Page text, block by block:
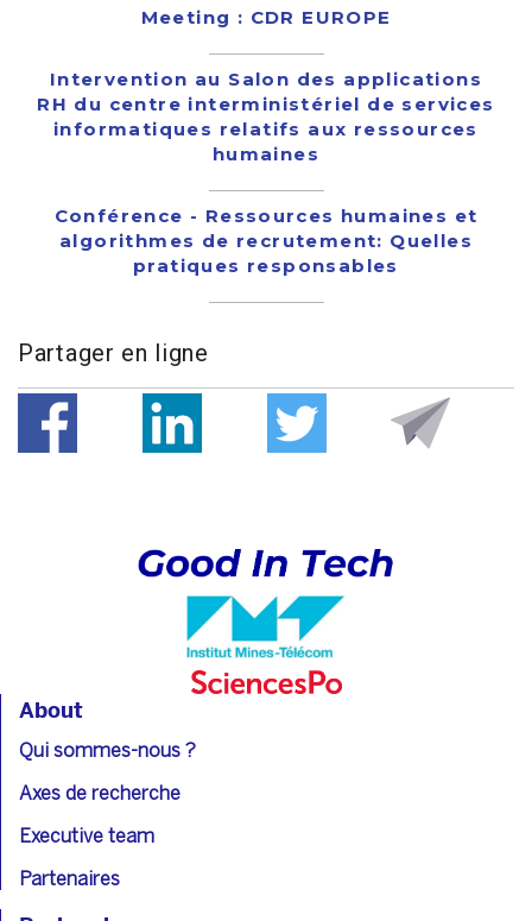
Meeting : CDR EUROPE
Intervention au Salon des applications
RH du centre interministériel de services
informatiques relatifs aux ressources
humaines
Conférence - Ressources humaines et
algorithmes de recrutement: Quelles
pratiques responsables
Partager en ligne
About
Qui sommes-nous ?
Axes de recherche
Executive team
Partenaires